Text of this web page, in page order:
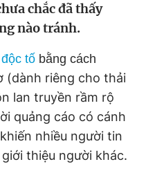
cần biết
hệ quảng cáo
chắc đã thấy
nào tránh.
tố bằng cách
(dành riêng cho thải
lan truyền rầm rộ
quảng cáo có cánh
nhiều người tin
thiệu người khác.